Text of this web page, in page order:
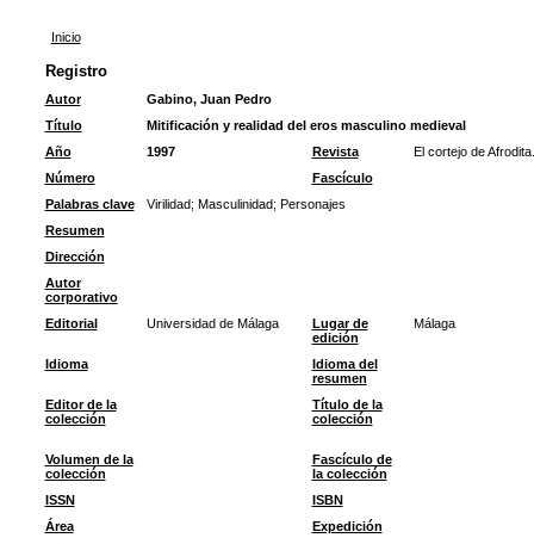
Inicio
Registro
Autor
Gabino, Juan Pedro
Título
Mitificación y realidad del eros masculino medieval
Año
1997 Revista
El cortejo de
Número
Fascículo
Palabras clave
Virilidad; Masculinidad; Personajes
Resumen
Dirección
Autor
corporativo
Editorial
Universidad de Málaga
Lugar de
edición
Málaga
Idioma
Idioma del
resumen
Editor de la
colección
Título de la
colección
Volumen de la
colección
Fascículo de
la colección
ISSN
ISBN
Área
Expedición